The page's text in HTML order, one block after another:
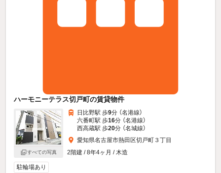
ハーモニーテラス切戸町の賃貸物件
すべての写真
日比野駅 歩9分 （名港線）
六番町駅 歩16分 （名港線）
西高蔵駅 歩20分 （名城線）
愛知県名古屋市熱田区切戸町３丁目
2階建 / 8年4ヶ月 / 木造
駐輪場あり